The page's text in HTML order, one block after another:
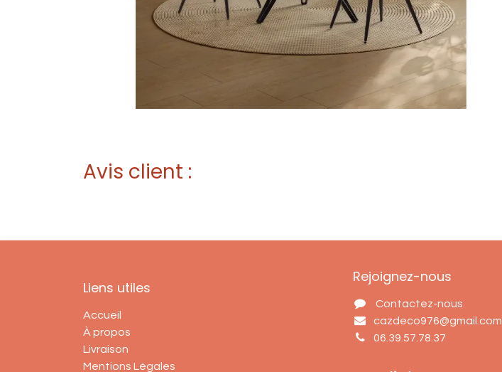
Avis client :
Liens utiles
Accueil
À propos
Livraison
Mentions Légales
Rejoignez-nous
Contactez-nous
cazdeco976@gmail.com
06.39.57.78.37